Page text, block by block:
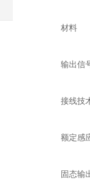
材料
输出信
接线技
额定感
固态输